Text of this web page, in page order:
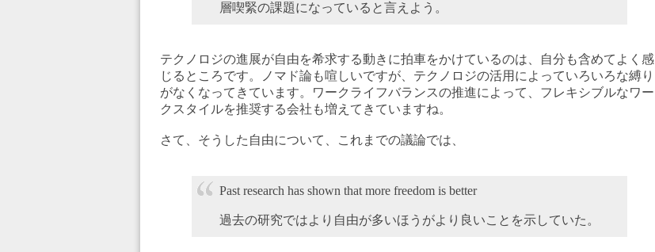
層喫緊の課題になっていると言えよう。
テクノロジの進展が自由を希求する動きに拍車をかけているのは、自分も含めてよく感
じるところです。ノマド論も喧しいですが、テクノロジの活用によっていろいろな縛り
がなくなってきています。ワークライフバランスの推進によって、フレキシブルなワー
クスタイルを推奨する会社も増えてきていますね。
さて、そうした自由について、これまでの議論では、
Past research has shown that more freedom is better
過去の研究ではより自由が多いほうがより良いことを示していた。